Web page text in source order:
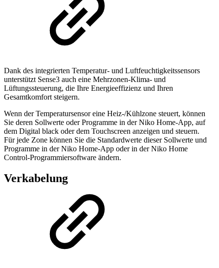
Dank des integrierten Temperatur- und Luftfeuchtigkeitssensors
unterstützt Sense3 auch eine Mehrzonen-Klima- und
Lüftungssteuerung, die Ihre Energieeffizienz und Ihren
Gesamtkomfort steigern.
Wenn der Temperatursensor eine Heiz-/Kühlzone steuert, können
Sie deren Sollwerte oder Programme in der Niko Home-App, auf
dem Digital black oder dem Touchscreen anzeigen und steuern.
Für jede Zone können Sie die Standardwerte dieser Sollwerte und
Programme in der Niko Home-App oder in der Niko Home
Control-Programmiersoftware ändern.
Verkabelung